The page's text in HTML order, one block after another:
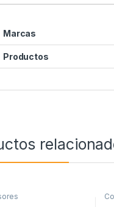
Marcas
Productos